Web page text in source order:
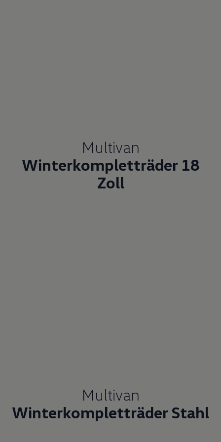
Multivan
Winterkompletträder 18
Zoll
Multivan
Winterkompletträder Stahl